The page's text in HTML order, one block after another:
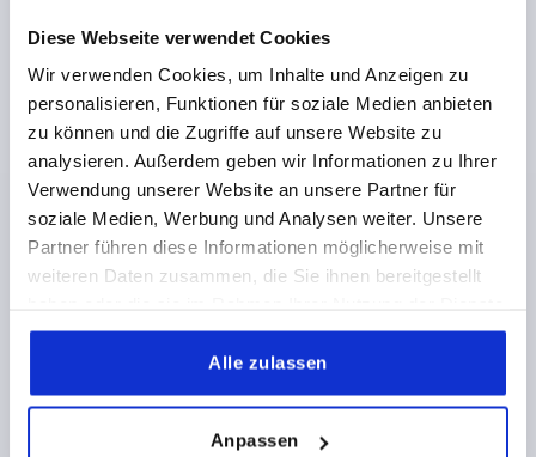
Diese Webseite verwendet Cookies
Wir verwenden Cookies, um Inhalte und Anzeigen zu
personalisieren, Funktionen für soziale Medien anbieten
zu können und die Zugriffe auf unsere Website zu
analysieren. Außerdem geben wir Informationen zu Ihrer
Verwendung unserer Website an unsere Partner für
soziale Medien, Werbung und Analysen weiter. Unsere
Partner führen diese Informationen möglicherweise mit
weiteren Daten zusammen, die Sie ihnen bereitgestellt
gesammelt haben.
Alle zulassen
Anpassen
Bestellnummer:K0579.2402323
zzgl. MwSt.
zzgl. Versandkosten
DETAILS
K0579
SCHARNIER AUSHÄNGBAR, RECHTS 87X48,
A1=25, A2=25, A3=43,5, A4=43,5